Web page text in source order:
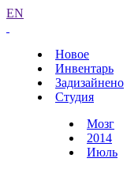
EN
Новое
Инвентарь
Задизайнено
Студия
Мозг
2014
Июль